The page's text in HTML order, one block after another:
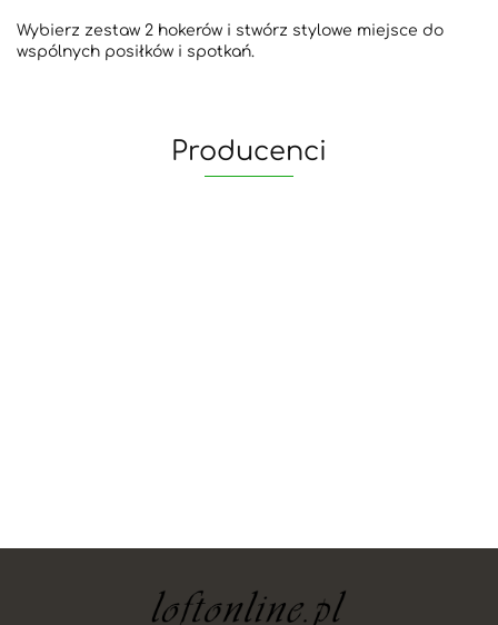
Wybierz zestaw 2 hokerów i stwórz stylowe miejsce do
wspólnych posiłków i spotkań.
Producenci